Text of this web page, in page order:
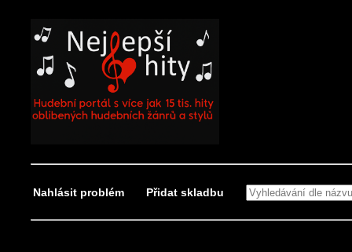
Nahlásit problém Přidat skladbu